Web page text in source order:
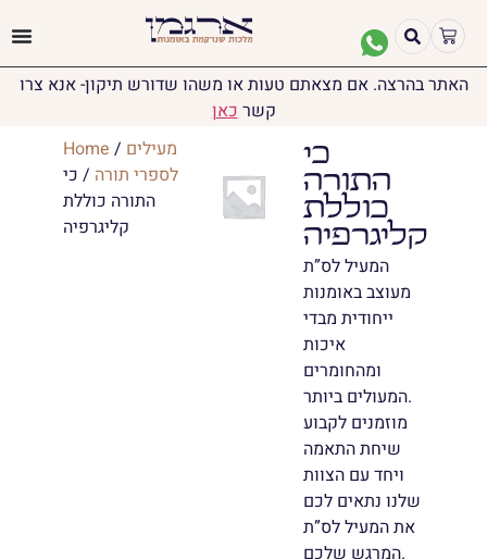
האתר בהרצה. אם מצאתם טעות או משהו שדורש תיקון- אנא צרו
קשרכאן
Home / מעילים
לספרי תורה / כי
התורה כוללת
קליגרפיה
כי
התורה
כוללת
קליגרפיה
המעיל לס”ת
מעוצב באומנות
ייחודית מבדי
איכות
ומהחומרים
המעולים ביותר.
מוזמנים לקבוע
שיחת התאמה
ויחד עם הצוות
שלנו נתאים לכם
את המעיל לס”ת
המרגש שלכם.